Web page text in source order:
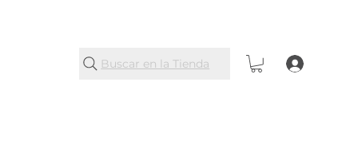
Buscar en la Tienda